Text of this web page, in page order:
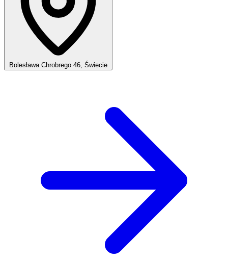
Bolesława Chrobrego 46, Świecie